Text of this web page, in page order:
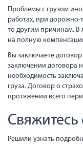
Проблемы с грузом
работах, при
то другим причинам. В
на полную
Вы заключаете
заключении договора
необходимость
груза. Договор о
протяжении всего
Свяжитесь
Решили узнать